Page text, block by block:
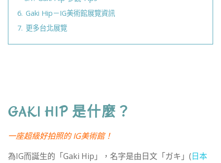
6. Gaki Hip－IG美術館展覽資訊
7. 更多台北展覽
GAKI HIP 是什麼？
一座超級好拍照的 IG美術館！
為IG而誕生的「Gaki Hip」，名字是由日文「ガキ」(日本